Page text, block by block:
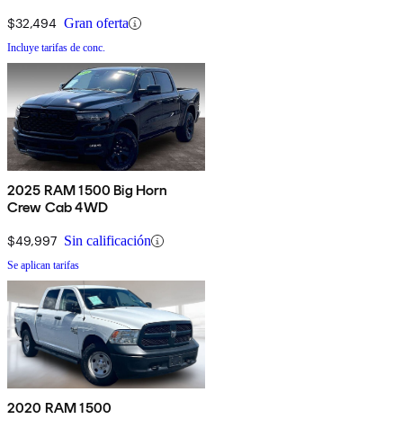
$32,494 Gran oferta
Incluye tarifas de conc.
2025 RAM 1500 Big Horn
Crew Cab 4WD
$49,997 Sin calificación
Se aplican tarifas
2020 RAM 1500